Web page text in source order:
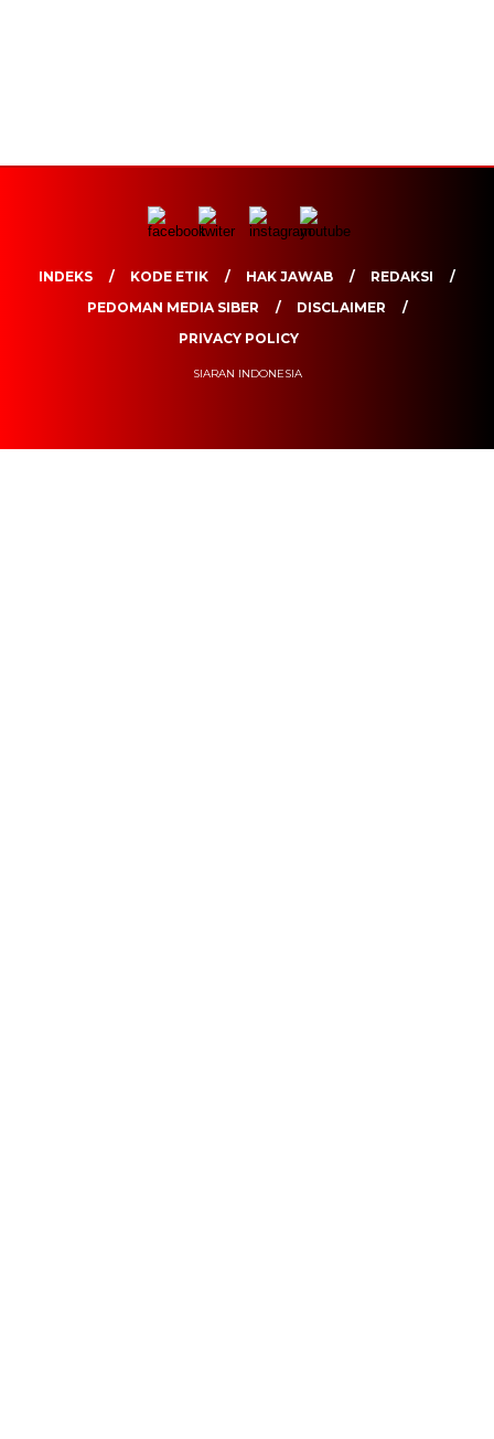
INDEKS KODE ETIK HAK JAWAB
REDAKSI
PEDOMAN MEDIA SIBER
DISCLAIMER
PRIVACY POLICY
SIARAN INDONESIA